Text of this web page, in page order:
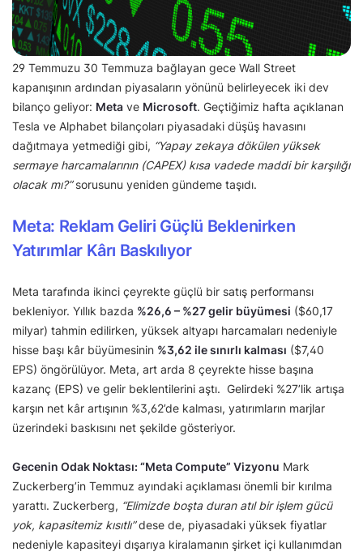
29 Temmuzu 30 Temmuza bağlayan gece Wall Street
kapanışının ardından piyasaların yönünü belirleyecek iki dev
bilanço geliyor: Meta ve Microsoft. Geçtiğimiz hafta açıklanan
Tesla ve Alphabet bilançoları piyasadaki düşüş havasını
dağıtmaya yetmediği gibi, “Yapay zekaya dökülen yüksek
sermaye harcamalarının (CAPEX) kısa vadede maddi bir karşılığı
olacak mı?”sorusunu yeniden gündeme taşıdı.
Meta: Reklam Geliri Güçlü Beklenirken
Yatırımlar Kârı Baskılıyor
Meta tarafında ikinci çeyrekte güçlü bir satış performansı
bekleniyor. Yıllık bazda %26,6 – %27 gelir büyümesi ($60,17
milyar) tahmin edilirken, yüksek altyapı harcamaları nedeniyle
hisse başı kâr büyümesinin %3,62 ile sınırlı kalması ($7,40
EPS) öngörülüyor. Meta, art arda 8 çeyrekte hisse başına
kazanç (EPS) ve gelir beklentilerini aştı. Gelirdeki %27’lik artışa
karşın net kâr artışının %3,62’de kalması, yatırımların marjlar
üzerindeki baskısını net şekilde gösteriyor.
Gecenin Odak Noktası: “Meta Compute” Vizyonu Mark
Zuckerberg’in Temmuz ayındaki açıklaması önemli bir kırılma
yarattı. Zuckerberg, “Elimizde boşta duran atıl bir işlem gücü
yok, kapasitemiz kısıtlı”dese de, piyasadaki yüksek fiyatlar
nedeniyle kapasiteyi dışarıya kiralamanın şirket içi kullanımdan